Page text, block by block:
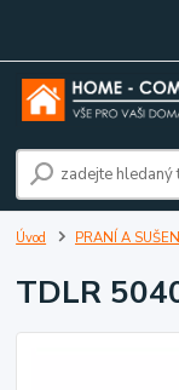
Úvod PRANÍ A
TDLR